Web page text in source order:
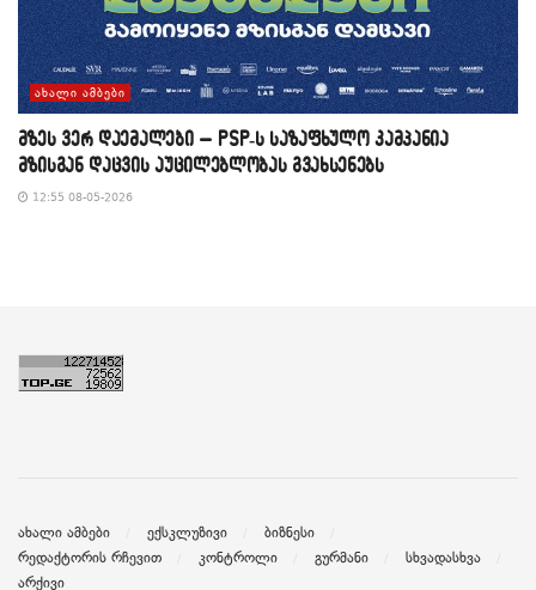
ᲐᲮᲐᲚᲘ ᲐᲛᲑᲔᲑᲘ
მზეს ვერ დაემალები – PSP-ს საზაფხულო კამპანია
მზისგან დაცვის აუცილებლობას გვახსენებს
12:55 08-05-2026
ახალი ამბები ექსკლუზივი
ბიზნესი
რედაქტორის რჩევით
კონტროლი გურმანი
სხვადასხვა
არქივი